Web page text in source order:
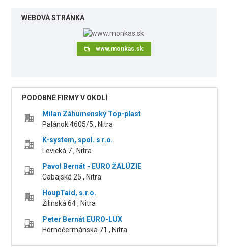
WEBOVÁ STRÁNKA
www.monkas.sk
PODOBNÉ FIRMY V OKOLÍ
Milan Záhumenský Top-plast
Palánok 4605/5 , Nitra
K-system, spol. s r.o.
Levická 7 , Nitra
Pavol Bernát - EURO ŽALÚZIE
Cabajská 25 , Nitra
HoupTaid, s.r.o.
Žilinská 64 , Nitra
Peter Bernát EURO-LUX
Hornočermánska 71 , Nitra